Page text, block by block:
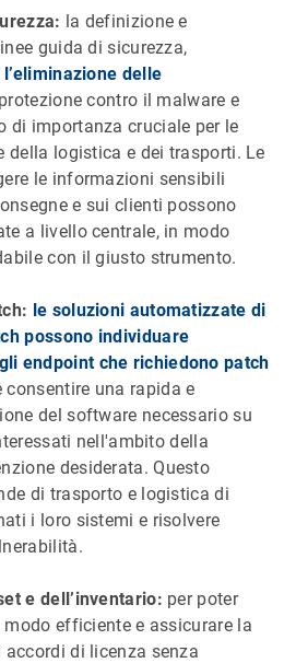
la definizione e
guida di sicurezza,
delle
contro il malware e
di importanza cruciale per le
della logistica e dei trasporti. Le
le informazioni sensibili
e sui clienti possono
a livello centrale, in modo
con il giusto strumento.
le soluzioni automatizzate di
possono individuare
endpoint che richiedono patch
consentire una rapida e
del software necessario su
nell'ambito della
desiderata. Questo
di trasporto e logistica di
i loro sistemi e risolvere
e dell’inventario: per poter
efficiente e assicurare la
di licenza senza